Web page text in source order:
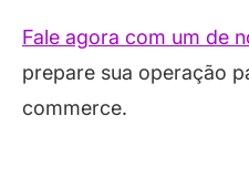
Fale agora com um de
prepare sua operação
commerce.